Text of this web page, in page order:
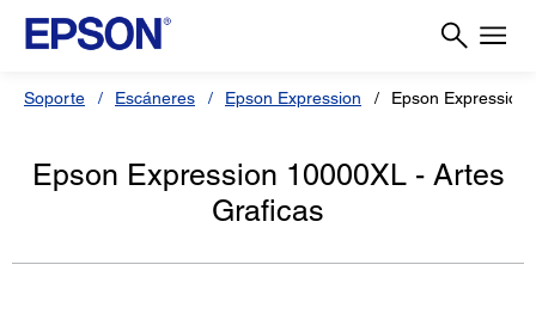
Soporte Escáneres Epson Expression Epson Expression
Epson Expression 10000XL - Artes
Graficas